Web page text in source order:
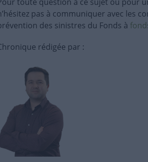
pas à communiquer avec les
des sinistres du Fonds à
rédigée par :